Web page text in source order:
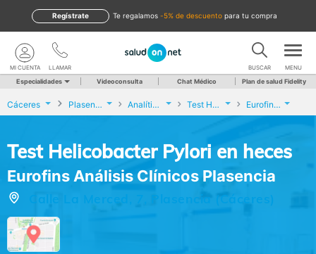
te regalamos -5% de descuento para tu compra
Regístrate
LLAMAR
MI CUENTA BUSCAR MENU
Especialidades Videoconsulta Chat Médico Plan de salud Fidelity
Cáceres Plasencia Analíticas y Genética Test Helicobacter Pylori en heces Eurofins Análisis Clínicos Plasencia
Test Helicobacter Pylori en heces
Eurofins Análisis Clínicos Plasencia
Calle La Merced, 7, Plasencia (Cáceres)